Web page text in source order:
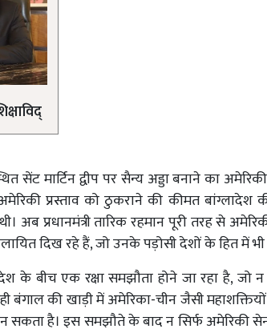
सेंट मार्टिन द्वीप पर सैन्य अड्डा बनाने का
प्रस्ताव को ठुकराने की कीमत बांग्लादेश
अब प्रधानमंत्री तारिक रहमान पूरी तरह से
दिख रहे हैं, जो उनके पड़ोसी देशों के हित में भी
के बीच एक रक्षा समझौता होने जा रहा है, जो
बंगाल की खाड़ी में अमेरिका-चीन जैसी
सकता है। इस समझौते के बाद न सिर्फ अमेरिकी